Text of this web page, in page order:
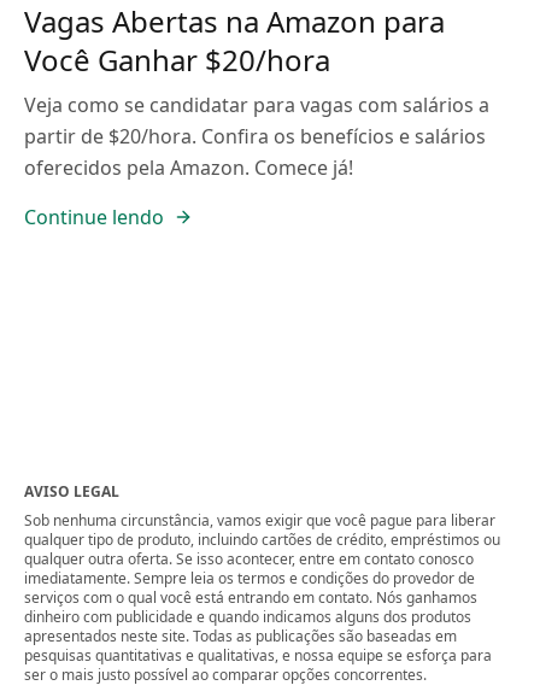
Vagas Abertas na Amazon para
Você Ganhar $20/hora
Veja como se candidatar para vagas com salários a
partir de $20/hora. Confira os benefícios e salários
oferecidos pela Amazon. Comece já!
Continue lendo
AVISO LEGAL
Sob nenhuma circunstância, vamos exigir que você pague para liberar
qualquer tipo de produto, incluindo cartões de crédito, empréstimos ou
qualquer outra oferta. Se isso acontecer, entre em contato conosco
imediatamente. Sempre leia os termos e condições do provedor de
serviços com o qual você está entrando em contato. Nós ganhamos
dinheiro com publicidade e quando indicamos alguns dos produtos
apresentados neste site. Todas as publicações são baseadas em
pesquisas quantitativas e qualitativas, e nossa equipe se esforça para
ser o mais justo possível ao comparar opções concorrentes.